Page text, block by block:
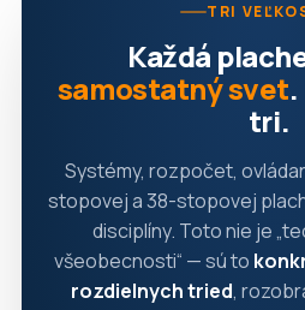
TRI
Každá
samostatný svet
tri.
Systémy, rozpočet,
stopovej a 38-stopovej
disciplíny. Toto nie je
všeobecnosti“ — sú to
rozdielnych tried,